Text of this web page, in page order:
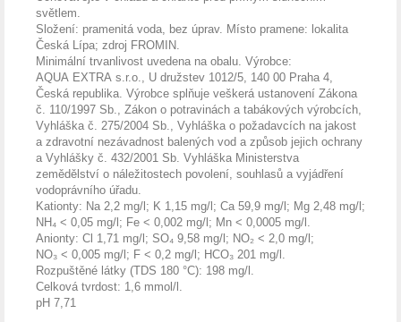
světlem.
Složení: pramenitá voda, bez úprav. Místo pramene: lokalita
Česká Lípa; zdroj FROMIN.
Minimální trvanlivost uvedena na obalu. Výrobce:
AQUA EXTRA s.r.o., U družstev 1012/5, 140 00 Praha 4,
Česká republika. Výrobce splňuje veškerá ustanovení Zákona
č. 110/1997 Sb., Zákon o potravinách a tabákových výrobcích,
Vyhláška č. 275/2004 Sb., Vyhláška o požadavcích na jakost
a zdravotní nezávadnost balených vod a způsob jejich ochrany
a Vyhlášky č. 432/2001 Sb. Vyhláška Ministerstva
zemědělství o náležitostech povolení, souhlasů a vyjádření
vodoprávního úřadu.
Kationty: Na 2,2 mg/l; K 1,15 mg/l; Ca 59,9 mg/l; Mg 2,48 mg/l;
NH₄ < 0,05 mg/l; Fe < 0,002 mg/l; Mn < 0,0005 mg/l.
Anionty: Cl 1,71 mg/l; SO₄ 9,58 mg/l; NO₂ < 2,0 mg/l;
NO₃ < 0,005 mg/l; F < 0,2 mg/l; HCO₃ 201 mg/l.
Rozpuštěné látky (TDS 180 °C): 198 mg/l.
Celková tvrdost: 1,6 mmol/l.
pH 7,71